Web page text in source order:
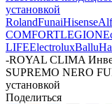
установкой
RolandFunaiHisense
COMFORTLEGION
LIFEElectroluxBallu
-ROYAL CLIMA
SUPREMO NERO
установкой
Поделиться